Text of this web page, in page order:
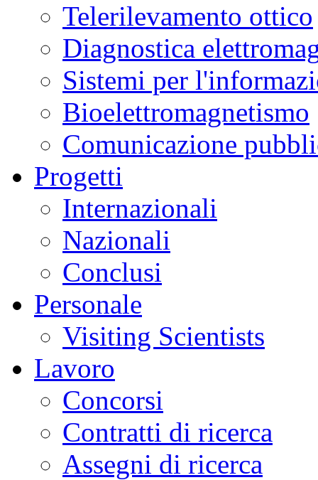
Telerilevamento ottico
Diagnostica
Sistemi per
Bioelettromagnetismo
Comunicazione
Progetti
Internazionali
Nazionali
Conclusi
Personale
Visiting Scientists
Lavoro
Concorsi
Contratti di ricerca
Assegni di ricerca